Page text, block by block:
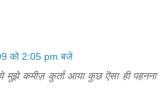
को 2:05 pm बजे
मुझे कमीज़ कुर्ता आया कुछ ऎसा ही पहनना